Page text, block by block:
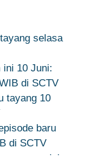
selasa
ini 10 Juni:
di SCTV
tayang 10
baru
di SCTV